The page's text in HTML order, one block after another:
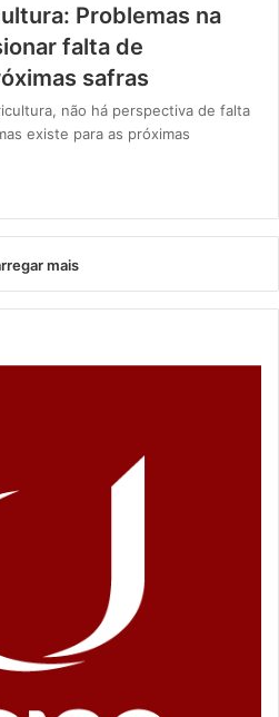
Problemas na
falta de
safras
não há perspectiva de falta
existe para as próximas
mais